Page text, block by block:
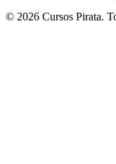
© 2026 Cursos Pirata.